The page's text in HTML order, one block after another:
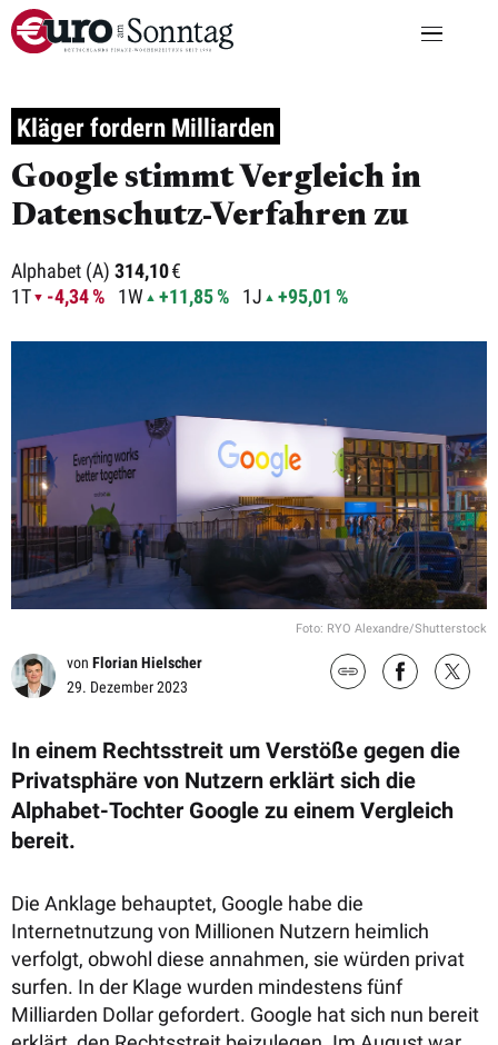
Kläger fordern Milliarden
Google stimmt Vergleich in
Datenschutz-Verfahren zu
Alphabet (A) 314,10€
1T
-4,34 % 1W +11,85 % 1J +95,01 %
Foto: RYO Alexandre/Shutterstock
von Florian Hielscher
29. Dezember 2023
In einem Rechtsstreit um Verstöße gegen die
Privatsphäre von Nutzern erklärt sich die
Alphabet-Tochter Google zu einem Vergleich
bereit.
Die Anklage behauptet, Google habe die
Internetnutzung von Millionen Nutzern heimlich
verfolgt, obwohl diese annahmen, sie würden privat
surfen. In der Klage wurden mindestens fünf
Milliarden Dollar gefordert. Google hat sich nun bereit